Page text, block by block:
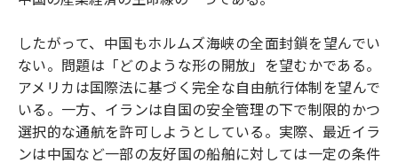
したがって、中国もホルムズ海峡の全面封鎖を望んでい
ない。問題は「どのような形の開放」を望むかである。
アメリカは国際法に基づく完全な自由航行体制を望んで
いる。一方、イランは自国の安全管理の下で制限的かつ
選択的な通航を許可しようとしている。実際、最近イラ
ンは中国など一部の友好国の船舶に対しては一定の条件